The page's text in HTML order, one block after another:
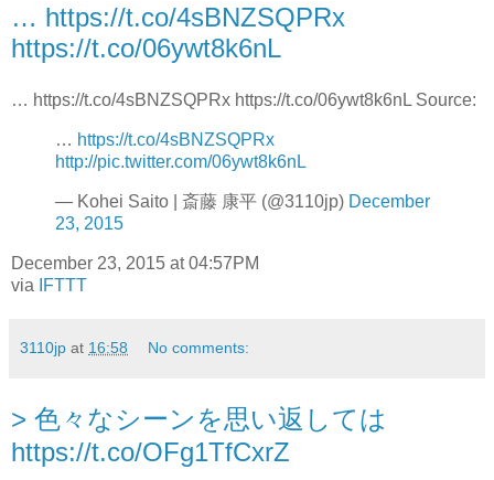
… https://t.co/4sBNZSQPRx
https://t.co/06ywt8k6nL
… https://t.co/4sBNZSQPRx https://t.co/06ywt8k6nL Source:
… https://t.co/4sBNZSQPRx
http://pic.twitter.com/06ywt8k6nL
— Kohei Saito | 斎藤 康平 (@3110jp) December
23, 2015
December 23, 2015 at 04:57PM
via
IFTTT
3110jp at 16:58 No comments:
> 色々なシーンを思い返しては
https://t.co/OFg1TfCxrZ